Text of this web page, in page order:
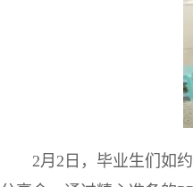
2月2日，毕业生们如